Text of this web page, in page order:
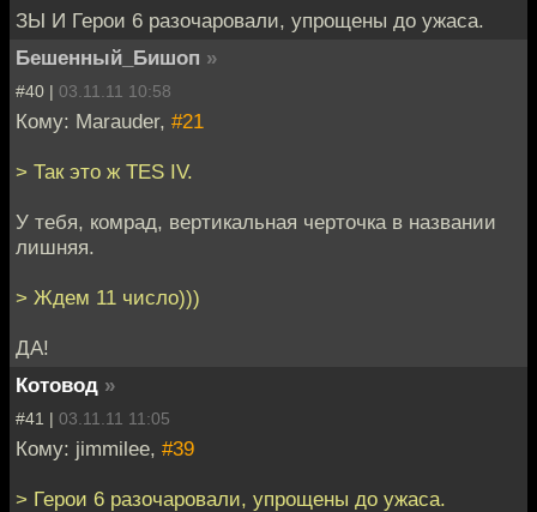
ЗЫ И Герои 6 разочаровали, упрощены до ужаса.
Бешенный_Бишоп »
#40 | 03.11.11 10:58
Кому: Marauder, #21
> Так это ж TES IV.
У тебя, комрад, вертикальная черточка в названии
лишняя.
> Ждем 11 число)))
ДА!
Котовод »
#41 | 03.11.11 11:05
Кому: jimmilee, #39
> Герои 6 разочаровали, упрощены до ужаса.